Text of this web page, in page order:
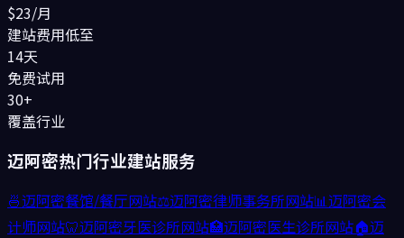
$23/月
建站费用低至
14天
免费试用
30+
覆盖行业
迈阿密热门行业建站服务
🍜迈阿密餐馆/餐厅网站⚖️迈阿密律师事务所网站📊迈阿密会
计师网站🦷迈阿密牙医诊所网站🏥迈阿密医生诊所网站🏠迈